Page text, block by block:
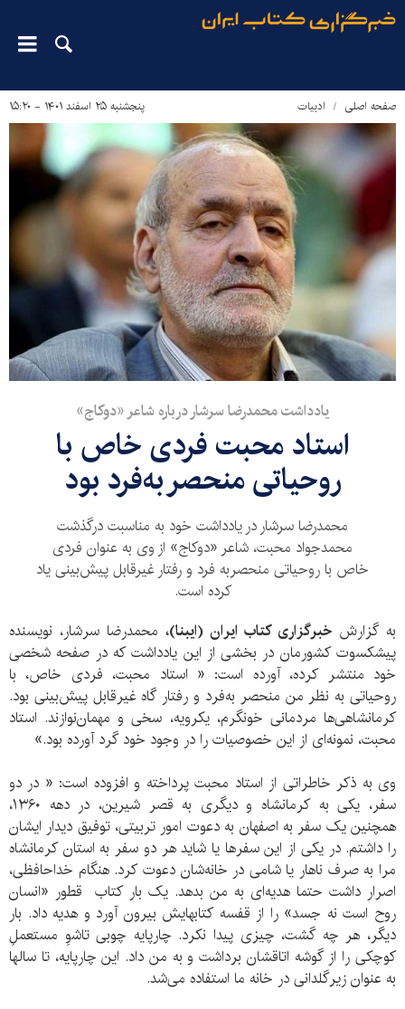
صفحه اصلی ادبیات پنجشنبه ۲۵ اسفند ۱۴۰۱ - ۱۵:۲۰
یادداشت محمدرضا سرشار درباره شاعر «دوکاج»
استاد محبت فردی خاص با
روحیاتی منحصر به‌فرد بود
محمدرضا سرشار در یادداشت خود به مناسبت درگذشت
محمدجواد محبت، شاعر «دوکاج» از وی به عنوان فردی
خاص با روحیاتی منحصر‌به فرد و رفتار غیرقابل پیش‌بینی یاد
کرده است.
به گزارش خبرگزاری کتاب ایران (ایبنا)، محمدرضا سرشار، نویسنده
پیشکسوت کشورمان در بخشی از این یادداشت که در صفحه شخصی
خود منتشر کرده، آورده است: « استاد محبت، فردی خاص، با
روحیاتی به نظر من منحصر به‌فرد و رفتار گاه غیرقابل پیش‌بینی بود.
کرمانشاهی‌ها مردمانی خونگرم، یکرویه، سخی و مهمان‌نوازند. استاد
محبت، نمونه‌ای از این خصوصیات را در وجود خود گرد آورده بود.»
وی به ذکر خاطراتی از استاد محبت پرداخته و افزوده است: « در دو
سفر، یکی به کرمانشاه و دیگری به قصر شیرین، در دهه ۱۳۶۰،
همچنین یک سفر به اصفهان به دعوت امور تربیتی، توفیق دیدار ایشان
را داشتم. در یکی از این سفرها یا شاید هر دو سفر به استان کرمانشاه
مرا به صرف ناهار یا شامی در خانه‌شان دعوت کرد. هنگام خداحافظی،
اصرار داشت حتما هدیه‌ای به من بدهد. یک بار کتاب قطور «انسان
روح است نه جسد» را از قفسه کتابهایش بیرون آورد و هدیه داد. بار
دیگر، هر چه گشت، چیزی پیدا نکرد. چارپایه چوبی تاشوِ مستعملِ
کوچکی را از گوشه اتاقشان برداشت و به من داد. این چارپایه، تا سالها
به عنوان زیرگلدانی در خانه ما استفاده می‌شد.